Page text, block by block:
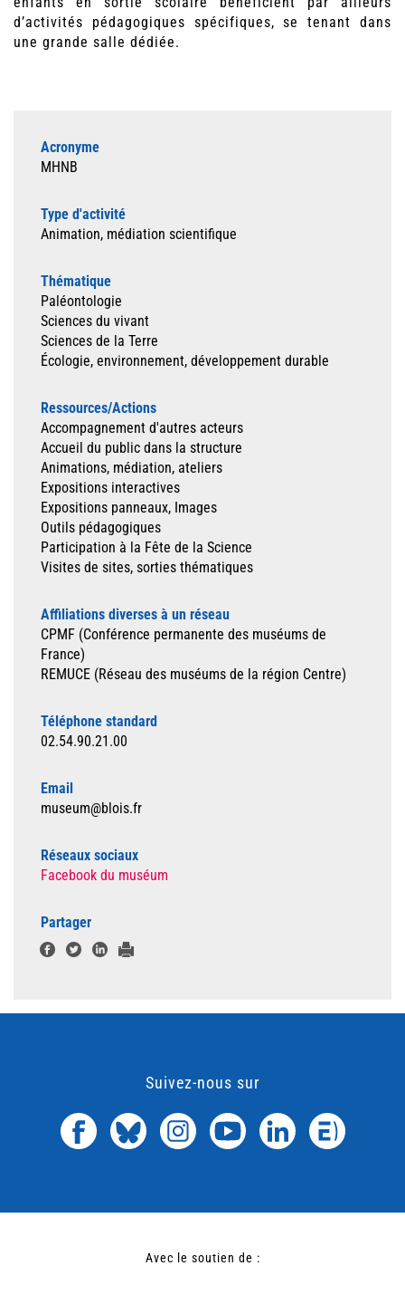
d’activités pédagogiques spécifiques, se tenant dans
une grande salle dédiée.
Acronyme
MHNB
Type d'activité
Animation, médiation scientifique
Thématique
Paléontologie
Sciences du vivant
Sciences de la Terre
Écologie, environnement, développement durable
Ressources/Actions
Accompagnement d'autres acteurs
Accueil du public dans la structure
Animations, médiation, ateliers
Expositions interactives
Expositions panneaux, Images
Outils pédagogiques
Participation à la Fête de la Science
Visites de sites, sorties thématiques
Affiliations diverses à un réseau
CPMF (Conférence permanente des muséums de
France)
REMUCE (Réseau des muséums de la région Centre)
Téléphone standard
02.54.90.21.00
Email
museum@blois.fr
Réseaux sociaux
Facebook du muséum
Partager
Suivez-nous sur
Avec le soutien de :